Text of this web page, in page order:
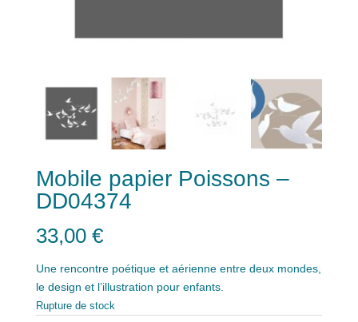
Mobile papier Poissons –
DD04374
33,00 €
Une rencontre poétique et aérienne entre deux mondes,
le design et l’illustration pour enfants.
Rupture de stock